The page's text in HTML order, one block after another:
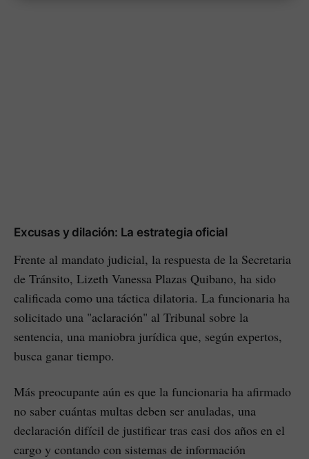
Excusas y dilación: La estrategia oficial
Frente al mandato judicial, la respuesta de la Secretaria
de Tránsito, Lizeth Vanessa Plazas Quibano, ha sido
calificada como una táctica dilatoria. La funcionaria ha
solicitado una "aclaración" al Tribunal sobre la
sentencia, una maniobra jurídica que, según expertos,
busca ganar tiempo.
Más preocupante aún es que la funcionaria ha afirmado
no saber cuántas multas deben ser anuladas, una
declaración difícil de justificar tras casi dos años en el
cargo y contando con sistemas de información